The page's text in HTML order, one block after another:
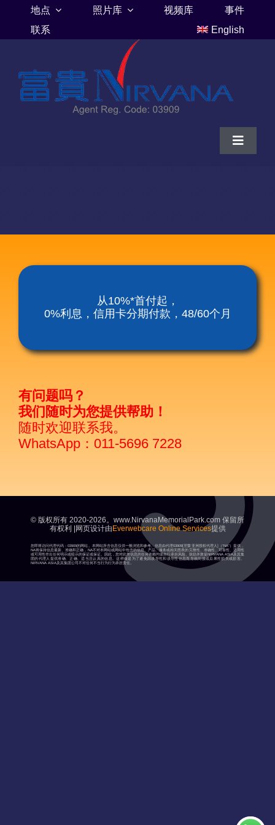
content
地点 照片库 视频库
事件
联系
English
Toggle
涅磐祖传平板电脑
从10%*首付起，
0%利息，信用卡分期付款，48/60个月
有问题吗？
我们随时为您提供帮助！
随时欢迎联系我。
WhatsApp：011-5696 7228
© 版权所有 2020-2026。www.NirvanaMemorialPark.com 保留所
有权利 |网页设计由 Everwebcare Online Services提供
您即将访问代理代码：03909的网站。本网站所含信息仅供一般浏览和参考。信息由代理03909[涅槃亚洲授权代理人]（“NA”）提供，
NA将保持信息最新、准确和正确，NA不对本网站或网站中包含的信息、产品、服务或相关图表的完整性、准确性、可靠性、适用性
或可用性作出任何明示或暗示的保证或保证。因此，您对此类信息的任何依赖均需自行承担风险。鼓励并敦促NIRVANA ASIA及其集
团的代理人提供准确、正确、适当且认真的信息。这样做是为了避免因误导性和误导性信息而导致间接或后果性损失或损害。
NIRVANA ASIA及其集团公司不对任何不当行为行为承担责任。